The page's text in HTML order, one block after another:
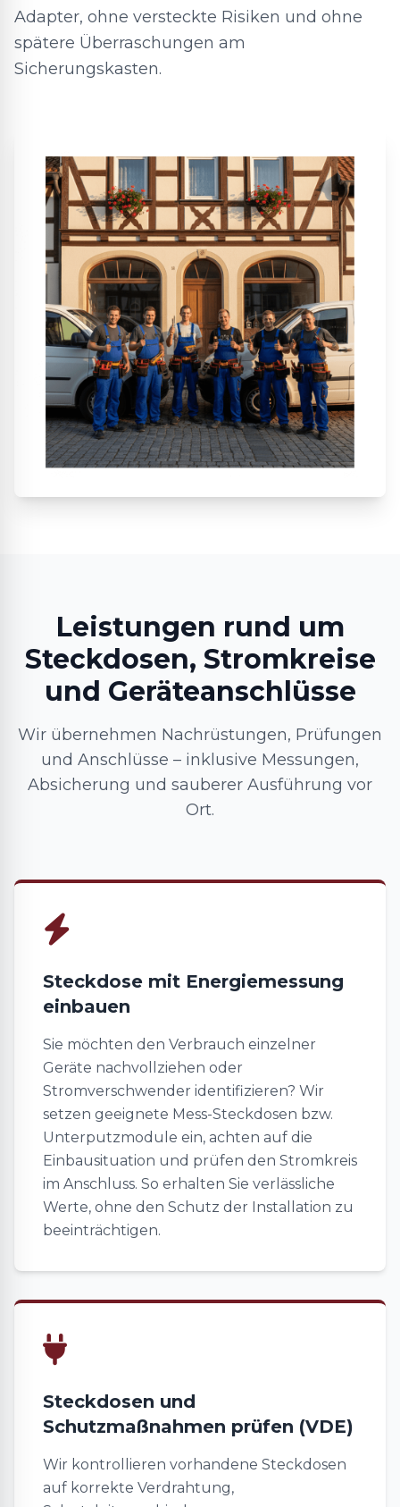
Adapter, ohne versteckte Risiken und ohne
spätere Überraschungen am
Sicherungskasten.
Leistungen rund um
Steckdosen, Stromkreise
und Geräteanschlüsse
Wir übernehmen Nachrüstungen, Prüfungen
und Anschlüsse – inklusive Messungen,
Absicherung und sauberer Ausführung vor
Ort.
Steckdose mit Energiemessung
einbauen
Sie möchten den Verbrauch einzelner
Geräte nachvollziehen oder
Stromverschwender identifizieren? Wir
setzen geeignete Mess-Steckdosen bzw.
Unterputzmodule ein, achten auf die
Einbausituation und prüfen den Stromkreis
im Anschluss. So erhalten Sie verlässliche
Werte, ohne den Schutz der Installation zu
beeinträchtigen.
Steckdosen und
Schutzmaßnahmen prüfen (VDE)
Wir kontrollieren vorhandene Steckdosen
auf korrekte Verdrahtung,